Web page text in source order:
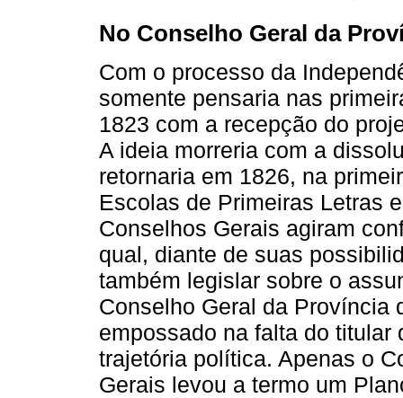
No Conselho Geral da
Com o processo da
somente pensaria nas
1823 com a recepção do
A ideia morreria com a
retornaria em 1826, na
Escolas de Primeiras Letras
Conselhos Gerais agiram
qual, diante de suas
também legislar sobre o
Conselho Geral da Província
empossado na falta do
trajetória política. Apenas o
Gerais levou a termo um